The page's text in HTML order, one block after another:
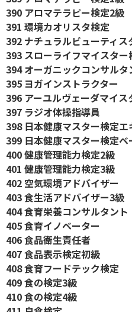
390 アロマテラピー検定2級
391 環境カオリスタ検定
392 ナチュラルビューティス
393 スローライフマイスター
394 オーガニックコンサルタ
395 ヨガインストラクター
396 アーユルヴェーダマイス
397 ラジオ体操指導員
398 日本健康マスター検定エ
399 日本健康マスター検定ベ
400 健康管理能力検定2級
401 健康管理能力検定3級
402 空気環境アドバイザー
403 食生活アドバイザー3級
404 食育栄養コンサルタント
405 食育イノベーター
406 食品衛生責任者
407 食品表示検定初級
408 食育フードテック検定
409 食の検定3級
410 食の検定4級